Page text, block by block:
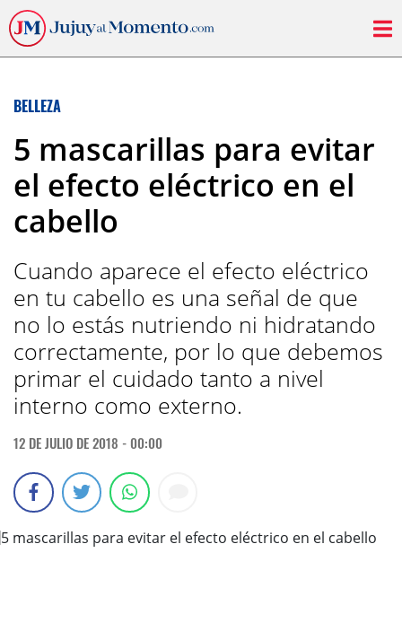
BELLEZA
5 mascarillas para evitar
el efecto eléctrico en el
cabello
Cuando aparece el efecto eléctrico
en tu cabello es una señal de que
no lo estás nutriendo ni hidratando
correctamente, por lo que debemos
primar el cuidado tanto a nivel
interno como externo.
12 DE JULIO DE 2018 - 00:00